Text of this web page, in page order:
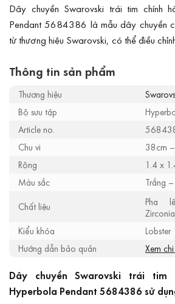
Dây chuyền Swarovski trái tim chính
Pendant 5684386 là mẫu dây chuyền
từ thương hiệu Swarovski, có thể điều
Thông tin sản phẩm
Thương hiệu
Bộ sưu tập
Article no.
Chu vi
38cm
Rộng
1.4 x
Màu sắc
Trắng
Chất liệu
Pha
Kiểu khóa
Lobster
Hướng dẫn bảo quản
Xem
Dây chuyền Swarovski trái tim
Hyperbola Pendant 5684386 sử